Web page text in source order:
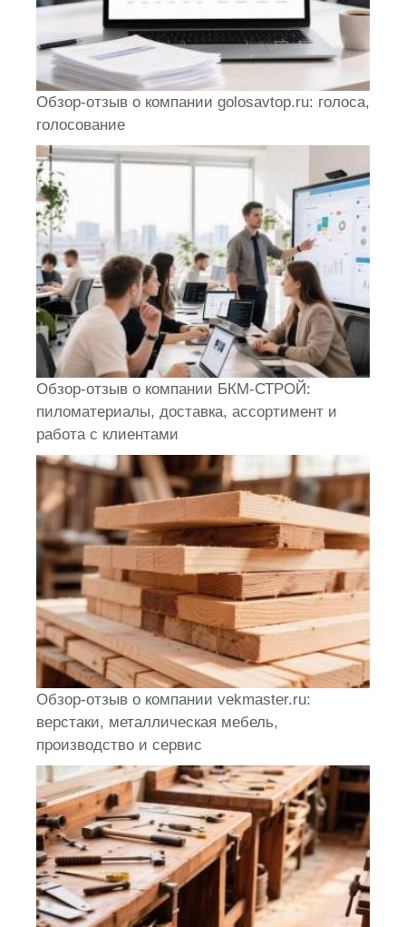
Обзор-отзыв о компании golosavtop.ru: голоса,
голосование
Обзор-отзыв о компании БКМ-СТРОЙ:
пиломатериалы, доставка, ассортимент и
работа с клиентами
Обзор-отзыв о компании vekmaster.ru:
верстаки, металлическая мебель,
производство и сервис